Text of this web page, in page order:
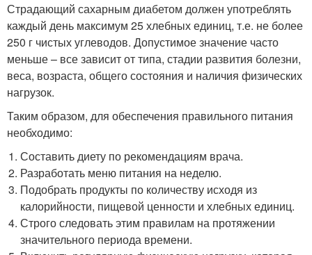
Страдающий сахарным диабетом должен употреблять
каждый день максимум 25 хлебных единиц, т.е. не более
250 г чистых углеводов. Допустимое значение часто
меньше – все зависит от типа, стадии развития болезни,
веса, возраста, общего состояния и наличия физических
нагрузок.
Таким образом, для обеспечения правильного питания
необходимо:
Составить диету по рекомендациям врача.
Разработать меню питания на неделю.
Подобрать продукты по количеству исходя из
калорийности, пищевой ценности и хлебных единиц.
Строго следовать этим правилам на протяжении
значительного периода времени.